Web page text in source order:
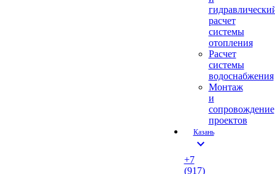
расчет
системы
отопления
Расчет
системы
водоснабжения
Монтаж
и
сопровождение
проектов
Казань
expand_more
+7
(917)